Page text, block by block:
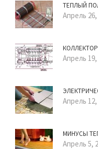
ТЕПЛЫЙ
Апрель 26,
Апрель 19,
Апрель 12,
МИНУСЫ
Апрель 5,